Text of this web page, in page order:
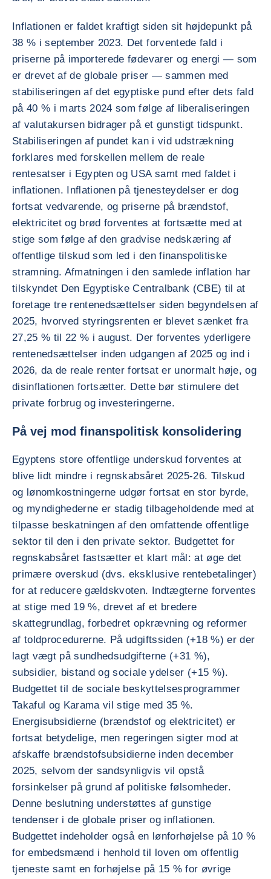
Inflationen er faldet kraftigt siden sit højdepunkt på
38 % i september 2023. Det forventede fald i
priserne på importerede fødevarer og energi — som
er drevet af de globale priser — sammen med
stabiliseringen af det egyptiske pund efter dets fald
på 40 % i marts 2024 som følge af liberaliseringen
af valutakursen bidrager på et gunstigt tidspunkt.
Stabiliseringen af pundet kan i vid udstrækning
forklares med forskellen mellem de reale
rentesatser i Egypten og USA samt med faldet i
inflationen. Inflationen på tjenesteydelser er dog
fortsat vedvarende, og priserne på brændstof,
elektricitet og brød forventes at fortsætte med at
stige som følge af den gradvise nedskæring af
offentlige tilskud som led i den finanspolitiske
stramning. Afmatningen i den samlede inflation har
tilskyndet Den Egyptiske Centralbank (CBE) til at
foretage tre rentenedsættelser siden begyndelsen af
2025, hvorved styringsrenten er blevet sænket fra
27,25 % til 22 % i august. Der forventes yderligere
rentenedsættelser inden udgangen af 2025 og ind i
2026, da de reale renter fortsat er unormalt høje, og
disinflationen fortsætter. Dette bør stimulere det
private forbrug og investeringerne.
På vej mod finanspolitisk konsolidering
Egyptens store offentlige underskud forventes at
blive lidt mindre i regnskabsåret 2025-26. Tilskud
og lønomkostningerne udgør fortsat en stor byrde,
og myndighederne er stadig tilbageholdende med at
tilpasse beskatningen af den omfattende offentlige
sektor til den i den private sektor. Budgettet for
regnskabsåret fastsætter et klart mål: at øge det
primære overskud (dvs. eksklusive rentebetalinger)
for at reducere gældskvoten. Indtægterne forventes
at stige med 19 %, drevet af et bredere
skattegrundlag, forbedret opkrævning og reformer
af toldprocedurerne. På udgiftssiden (+18 %) er der
lagt vægt på sundhedsudgifterne (+31 %),
subsidier, bistand og sociale ydelser (+15 %).
Budgettet til de sociale beskyttelsesprogrammer
Takaful og Karama vil stige med 35 %.
Energisubsidierne (brændstof og elektricitet) er
fortsat betydelige, men regeringen sigter mod at
afskaffe brændstofsubsidierne inden december
2025, selvom der sandsynligvis vil opstå
forsinkelser på grund af politiske følsomheder.
Denne beslutning understøttes af gunstige
tendenser i de globale priser og inflationen.
Budgettet indeholder også en lønforhøjelse på 10 %
for embedsmænd i henhold til loven om offentlig
tjeneste samt en forhøjelse på 15 % for øvrige